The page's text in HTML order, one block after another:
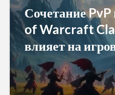
Сочетание
of Warcraft
влияет на